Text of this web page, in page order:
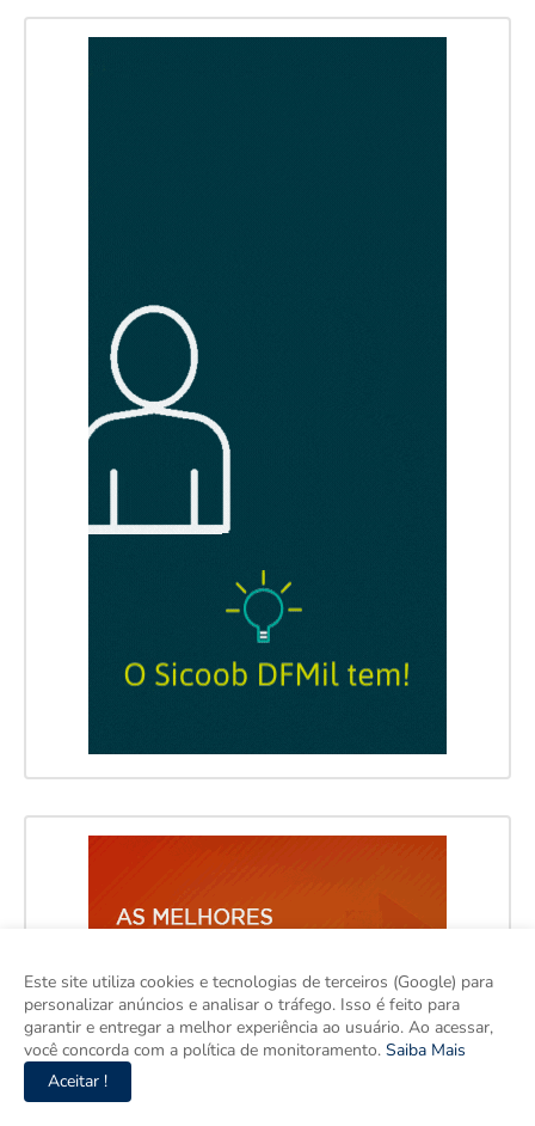
Este site utiliza cookies e tecnologias de terceiros (Google) para
personalizar anúncios e analisar o tráfego. Isso é feito para
garantir e entregar a melhor experiência ao usuário. Ao acessar,
você concorda com a política de monitoramento. Saiba Mais
Aceitar !